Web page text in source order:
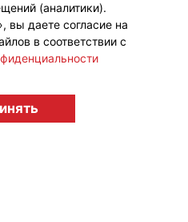
2009-2026 12+
(аналитики).
вы даете согласие на
в соответствии с